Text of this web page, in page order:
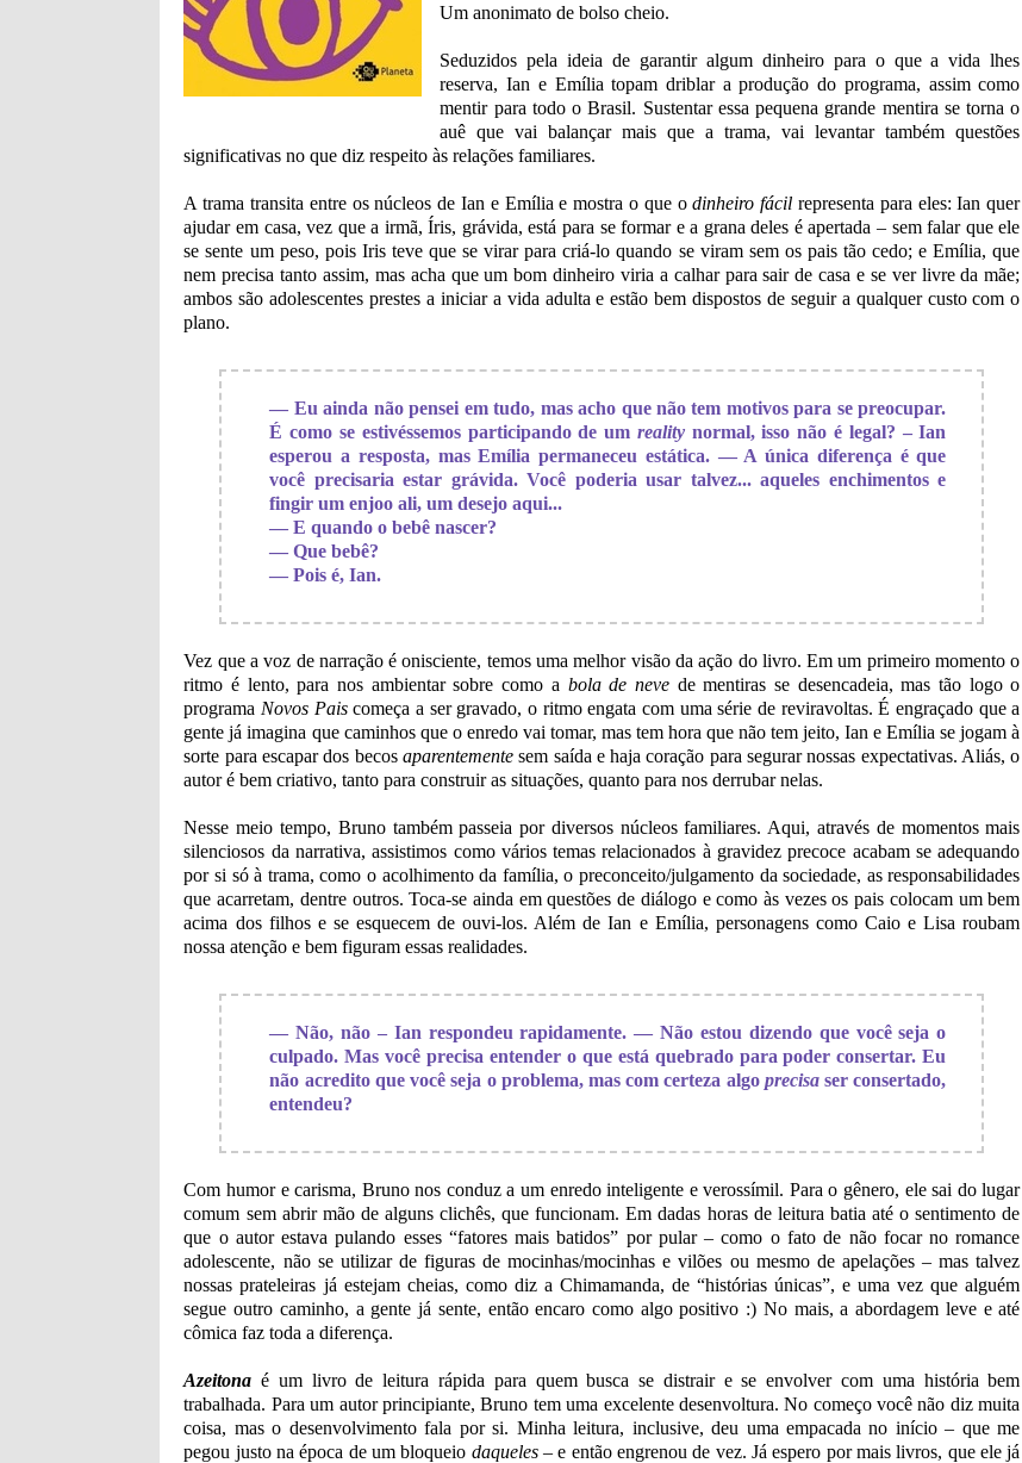
Um anonimato de bolso cheio.
Seduzidos pela ideia de garantir algum dinheiro para o que a vida lhes
reserva, Ian e Emília topam driblar a produção do programa, assim como
mentir para todo o Brasil. Sustentar essa pequena grande mentira se torna o
auê que vai balançar mais que a trama, vai levantar também questões
significativas no que diz respeito às relações familiares.
A trama transita entre os núcleos de Ian e Emília e mostra o que odinheiro fácil representa para eles: Ian quer
ajudar em casa, vez que a irmã, Íris, grávida, está para se formar e a grana deles é apertada – sem falar que ele
se sente um peso, pois Iris teve que se virar para criá-lo quando se viram sem os pais tão cedo; e Emília, que
nem precisa tanto assim, mas acha que um bom dinheiro viria a calhar para sair de casa e se ver livre da mãe;
ambos são adolescentes prestes a iniciar a vida adulta e estão bem dispostos de seguir a qualquer custo com o
plano.
— Eu ainda não pensei em tudo, mas acho que não tem motivos para se preocupar.
É como se estivéssemos participando de um realitynormal, isso não é legal? – Ian
esperou a resposta, mas Emília permaneceu estática. — A única diferença é que
você precisaria estar grávida. Você poderia usar talvez... aqueles enchimentos e
fingir um enjoo ali, um desejo aqui...
— E quando o bebê nascer?
— Que bebê?
— Pois é, Ian.
Vez que a voz de narração é onisciente, temos uma melhor visão da ação do livro. Em um primeiro momento o
ritmo é lento, para nos ambientar sobre como a bola de neve de mentiras se desencadeia, mas tão logo o
programa Novos Paiscomeça a ser gravado, o ritmo engata com uma série de reviravoltas. É engraçado que a
gente já imagina que caminhos que o enredo vai tomar, mas tem hora que não tem jeito, Ian e Emília se jogam à
sorte para escapar dos becos aparentementesem saída e haja coração para segurar nossas expectativas. Aliás, o
autor é bem criativo, tanto para construir as situações, quanto para nos derrubar nelas.
Nesse meio tempo, Bruno também passeia por diversos núcleos familiares. Aqui, através de momentos mais
silenciosos da narrativa, assistimos como vários temas relacionados à gravidez precoce acabam se adequando
por si só à trama, como o acolhimento da família, o preconceito/julgamento da sociedade, as responsabilidades
que acarretam, dentre outros. Toca-se ainda em questões de diálogo e como às vezes os pais colocam um bem
acima dos filhos e se esquecem de ouvi-los. Além de Ian e Emília, personagens como Caio e Lisa roubam
nossa atenção e bem figuram essas realidades.
— Não, não – Ian respondeu rapidamente. — Não estou dizendo que você seja o
culpado. Mas você precisa entender o que está quebrado para poder consertar. Eu
não acredito que você seja o problema, mas com certeza algo precisaser consertado,
entendeu?
Com humor e carisma, Bruno nos conduz a um enredo inteligente e verossímil. Para o gênero, ele sai do lugar
comum sem abrir mão de alguns clichês, que funcionam. Em dadas horas de leitura batia até o sentimento de
que o autor estava pulando esses “fatores mais batidos” por pular – como o fato de não focar no romance
adolescente, não se utilizar de figuras de mocinhas/mocinhas e vilões ou mesmo de apelações – mas talvez
nossas prateleiras já estejam cheias, como diz a Chimamanda, de “histórias únicas”, e uma vez que alguém
segue outro caminho, a gente já sente, então encaro como algo positivo :) No mais, a abordagem leve e até
cômica faz toda a diferença.
Azeitona é um livro de leitura rápida para quem busca se distrair e se envolver com uma história bem
trabalhada. Para um autor principiante, Bruno tem uma excelente desenvoltura. No começo você não diz muita
coisa, mas o desenvolvimento fala por si. Minha leitura, inclusive, deu uma empacada no início – que me
pegou justo na época de um bloqueio daqueles– e então engrenou de vez. Já espero por mais livros, que ele já